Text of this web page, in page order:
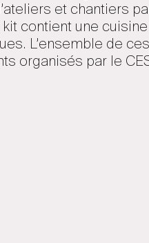
et chantiers
kit contient une
L’ensemble de
organisés par le